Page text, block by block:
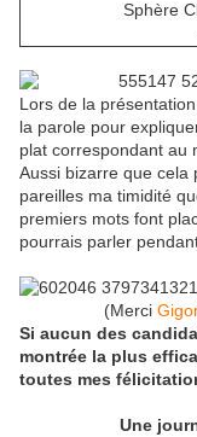
Sphère
Lors de la
la parole pour
plat correspondant au
Aussi bizarre que cela
pareilles ma timidité
premiers mots font
pourrais parler
(Merci
Si aucun des
montrée la plus
toutes mes
Une